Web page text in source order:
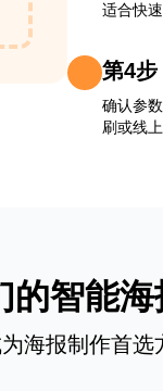
适合快速
第4步
确认参
刷或线
的智能海
海报制作首选